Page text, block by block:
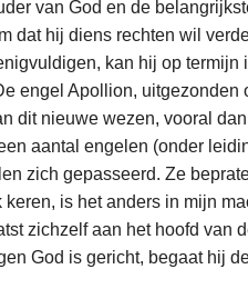
van God en de
dat hij diens rechten wil
kan hij op
engel Apollion,
dit nieuwe wezen, vooral
aantal engelen (onder
zich gepasseerd. Ze
keren, is het anders in mijn
zichzelf aan het hoofd van
God is gericht, begaat hij